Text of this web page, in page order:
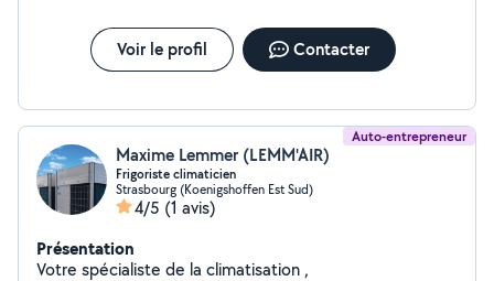
Voir le profil Contacter
Auto-entrepreneur
Maxime Lemmer (LEMM'AIR)
Frigoriste climaticien
Strasbourg (Koenigshoffen Est Sud)
4/5 (1 avis)
Présentation
Votre spécialiste de la climatisation ,